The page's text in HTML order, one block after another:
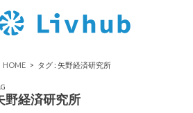
HOME タグ : 矢野経済研究所
野経済研究所